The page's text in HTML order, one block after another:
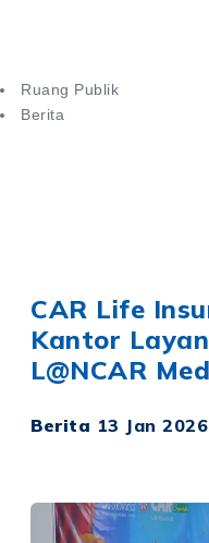
Ruang Publik
Berita
CAR Life
Kantor
L@NCAR
Berita 13 Jan 2026